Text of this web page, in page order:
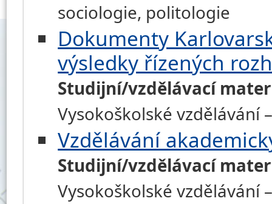
sociologie, politologie
Dokumenty
výsledky řízených
Studijní/vzdělávací
Vysokoškolské vzdělávání
Vzdělávání
Studijní/vzdělávací
Vysokoškolské vzdělávání